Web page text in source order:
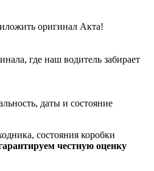
оригинал Акта!
где наш водитель забирает
даты и состояние
состояния коробки
честную оценку